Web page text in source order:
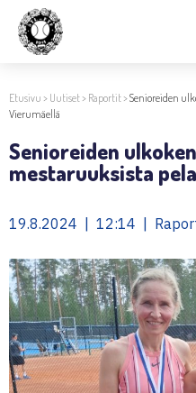
Etusivu > Uutiset> Raportit>Senioreiden
Vierumäellä
Senioreiden
mestaruuksista
19.8.2024 | 12:14 |